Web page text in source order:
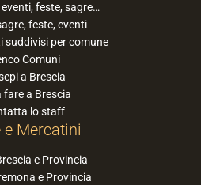
feste, sagre…
feste, eventi
suddivisi per comune
Comuni
a Brescia
fare a Brescia
lo staff
e Mercatini
e Provincia
e Provincia